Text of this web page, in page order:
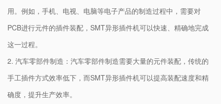
用。例如，手机、电视、电脑等电子产品的制造过程中，需要对
PCB进行元件的插件装配，SMT异形插件机可以快速、精确地完成
这一过程。
2. 汽车零部件制造：汽车零部件制造需要大量的元件装配，传统的
手工插件方式效率低下，而SMT异形插件机可以提高装配速度和精
确度，提升生产效率。